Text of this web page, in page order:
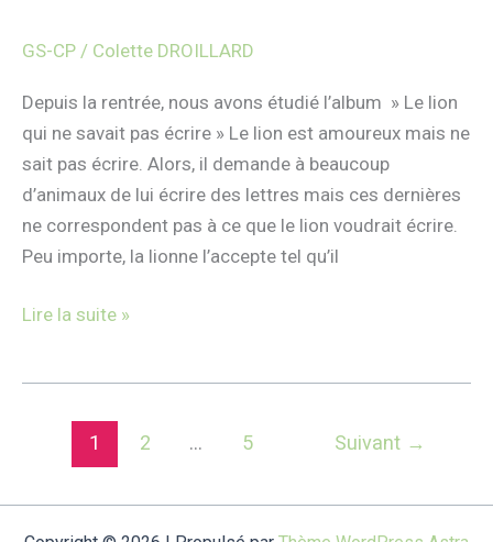
GS-CP / Colette DROILLARD
Depuis la rentrée, nous avons étudié l’album » Le lion
qui ne savait pas écrire » Le lion est amoureux mais ne
sait pas écrire. Alors, il demande à beaucoup
d’animaux de lui écrire des lettres mais ces dernières
ne correspondent pas à ce que le lion voudrait écrire.
Peu importe, la lionne l’accepte tel qu’il
de
en
GS-
CP
Lire la suite »
1 2 … 5 Suivant →